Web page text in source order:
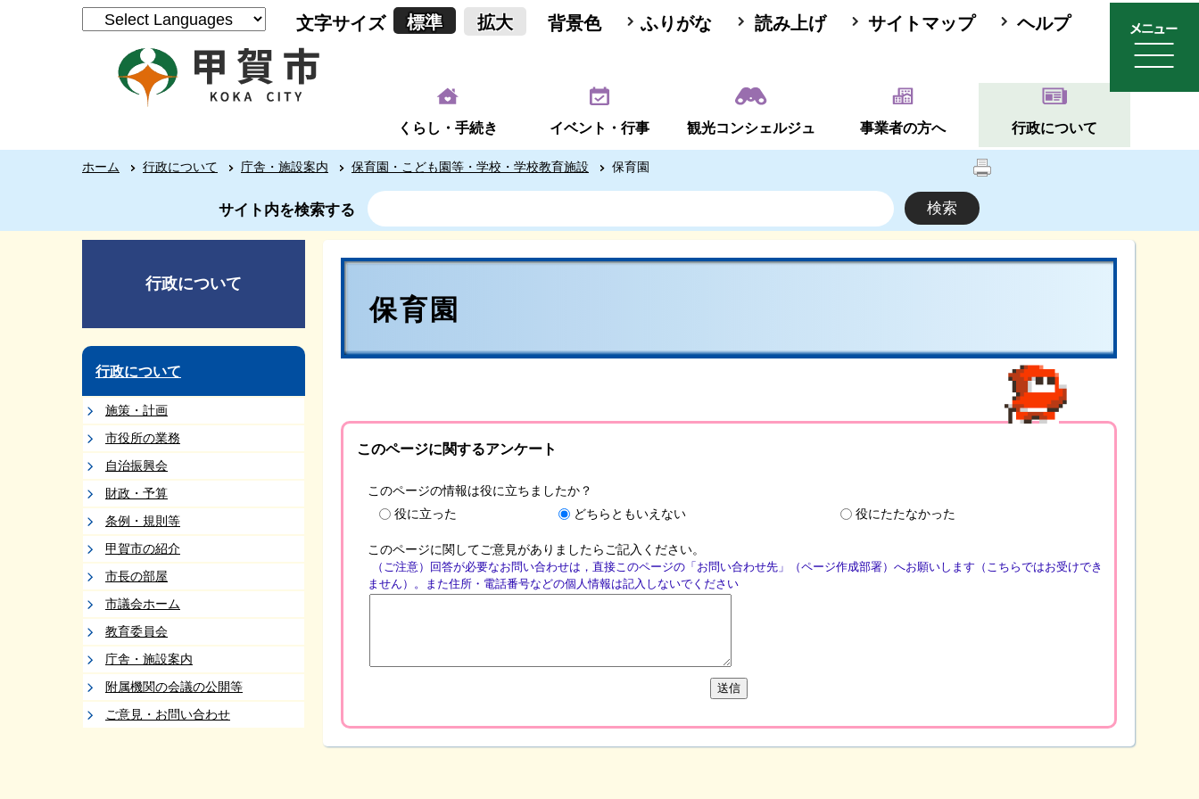
文字サイズ 標準 拡大 背景色 ふりがな 読み上げ サイトマップ ヘルプ
くらし・手続き イベント・行事 観光コンシェルジュ 事業者の方へ 行政について
ホーム 行政について 庁舎・施設案内 保育園・こども園等・学校・学校教育施設 保育園
サイト内を検索する
行政について
行政について
施策・計画
市役所の業務
自治振興会
財政・予算
条例・規則等
甲賀市の紹介
市長の部屋
市議会ホーム
教育委員会
庁舎・施設案内
附属機関の会議の公開等
ご意見・お問い合わせ
保育園
このページに関するアンケート
このページの情報は役に立ちましたか？
役に立った
どちらともいえない 役にたたなかった
このページに関してご意見がありましたらご記入ください。
（ご注意）回答が必要なお問い合わせは，直接このページの「お問い合わせ先」（ページ作成部署）へお願いします（こちらではお受けでき
ません）。また住所・電話番号などの個人情報は記入しないでください